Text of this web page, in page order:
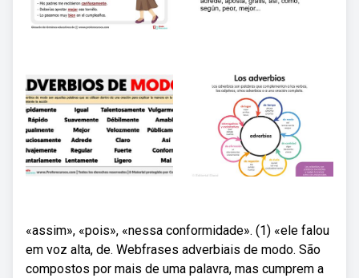
«assim», «pois», «nessa conformidade». (1) «ele falou
em voz alta, de. Webfrases adverbiais de modo. São
compostos por mais de uma palavra, mas cumprem a